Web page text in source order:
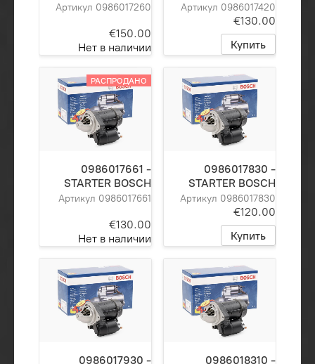
Артикул 0986017260
€150.00
Нет в наличии
Артикул 0986017420
€130.00
Купить
РАСПРОДАНО
0986017661 -
STARTER BOSCH
Артикул 0986017661
€130.00
Нет в наличии
0986017830 -
STARTER BOSCH
Артикул 0986017830
€120.00
Купить
0986017930 - 0986018310 -